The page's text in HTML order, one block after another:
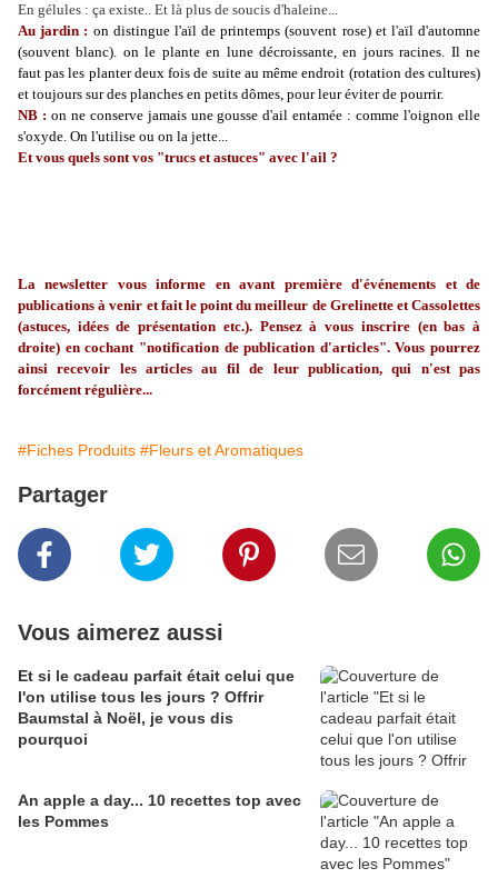
En gélules : ça existe.. Et là plus de soucis d'haleine...
Au jardin : on distingue l'aïl de printemps (souvent rose) et l'aïl d'automne
(souvent blanc). on le plante en lune décroissante, en jours racines. Il ne
faut pas les planter deux fois de suite au même endroit (rotation des cultures)
et toujours sur des planches en petits dômes, pour leur éviter de pourrir.
NB : on ne conserve jamais une gousse d'ail entamée : comme l'oignon elle
s'oxyde. On l'utilise ou on la jette...
Et vous quels sont vos "trucs et astuces" avec l'ail ?
La newsletter vous informe en avant première d'événements et de
publications à venir et fait le point du meilleur de Grelinette et Cassolettes
(astuces, idées de présentation etc.). Pensez à vous inscrire (en bas à
droite) en cochant "notification de publication d'articles". Vous pourrez
ainsi recevoir les articles au fil de leur publication, qui n'est pas
forcément régulière...
#Fiches Produits #Fleurs et Aromatiques
Partager
Vous aimerez aussi
Et si le cadeau parfait était celui que
l'on utilise tous les jours ? Offrir
Baumstal à Noël, je vous dis
pourquoi
An apple a day... 10 recettes top avec
les Pommes